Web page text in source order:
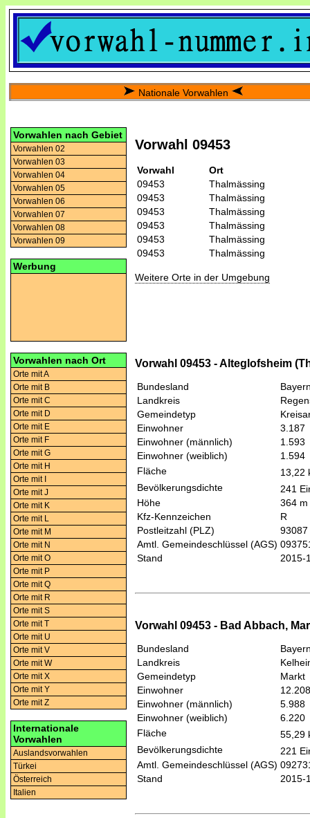
Nationale Vorwahlen
Vorwahlen nach Gebiet
Vorwahlen 02
Vorwahlen 03
Vorwahlen 04
Vorwahlen 05
Vorwahlen 06
Vorwahlen 07
Vorwahlen 08
Vorwahlen 09
Werbung
Vorwahlen nach Ort
Orte mit A
Orte mit B
Orte mit C
Orte mit D
Orte mit E
Orte mit F
Orte mit G
Orte mit H
Orte mit I
Orte mit J
Orte mit K
Orte mit L
Orte mit M
Orte mit N
Orte mit O
Orte mit P
Orte mit Q
Orte mit R
Orte mit S
Orte mit T
Orte mit U
Orte mit V
Orte mit W
Orte mit X
Orte mit Y
Orte mit Z
Internationale
Vorwahlen
Auslandsvorwahlen
Türkei
Österreich
Italien
Vorwahl 09453
Vorwahl
Ort
09453
Thalmässing
09453
Thalmässing
09453
Thalmässing
09453
Thalmässing
09453
Thalmässing
09453
Thalmässing
Weitere Orte in der Umgebung
Vorwahl 09453 - Alteglofsheim
Bundesland
Landkreis
Gemeindetyp
Einwohner
3.187
Einwohner (männlich)
1.593
Einwohner (weiblich)
1.594
Fläche
13,22
Bevölkerungsdichte
241
Höhe
364 m
Kfz-Kennzeichen
R
Postleitzahl (PLZ)
93087
Amtl. Gemeindeschlüssel (AGS)
Stand
2015-
Vorwahl 09453 - Bad Abbach,
Bundesland
Landkreis
Gemeindetyp
Markt
Einwohner
12.208
Einwohner (männlich)
5.988
Einwohner (weiblich)
6.220
Fläche
55,29
Bevölkerungsdichte
221
Amtl. Gemeindeschlüssel (AGS)
Stand
2015-